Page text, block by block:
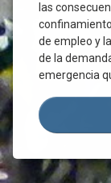
las
de empleo y
de la
emergencia
Confinamiento
Crisis
Económica
Crisis
Crisis
Social
De
Personas